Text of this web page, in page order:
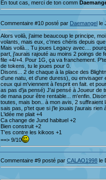
En tout cas, merci de ton comm
Commentaire #10 posté par Daemangel le
Alors voilà, j'aime beaucoup le principe,
volants, mais eux, c'mes chéris depuis
Mais voilà... Tu joues Legacy avec....
part, j'aurais rajouté au moins 2 poings de
file +4/+4. Pour 1G, ça va franchement.
de tokens, tu le joues pour 0.
Disons... 2 de chaque à la place des
d'une natu, et d'une duress), ou
ceux qui m'viennent à l'esprit en fait. et
as pas d'ja pensé) J'ai pensé à Joueur de
de mana pour être rentable... m'enfin.
toutes, mais bon.. à mon avis, 2
sais pas, p'tet que si j'le jouais j'aurais rien
L'idée me plait +4
Ca change de Jund habituel +2
Bien construit +2
T'es contre les kikoos +1
==> 9/10
Commentaire #9 posté par CALAO1998 le